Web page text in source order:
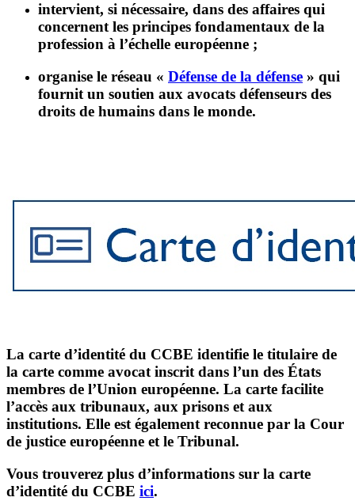
intervient, si nécessaire, dans des affaires qui
concernent les principes fondamentaux de la
profession à l’échelle européenne ;
organise le réseau « Défense de la défense » qui
fournit un soutien aux avocats défenseurs des
droits de humains dans le monde.
La carte d’identité du CCBE identifie le titulaire de
la carte comme avocat inscrit dans l’un des États
membres de l’Union européenne. La carte facilite
l’accès aux tribunaux, aux prisons et aux
institutions. Elle est également reconnue par la Cour
de justice européenne et le Tribunal.
Vous trouverez plus d’informations sur la carte
d’identité du CCBE ici.